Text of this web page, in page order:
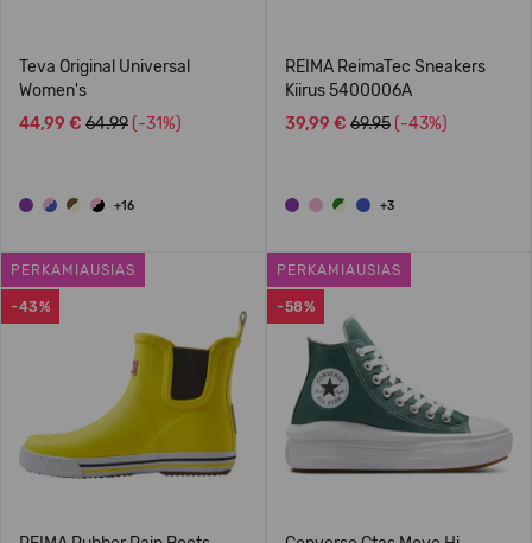
Teva Original Universal
Women's
44,99 € 64.99 (-31%)
+16
REIMA ReimaTec Sneakers
Kiirus 5400006A
39,99 € 69.95 (-43%)
+3
-43%
PERKAMIAUSIAS
-58%
PERKAMIAUSIAS